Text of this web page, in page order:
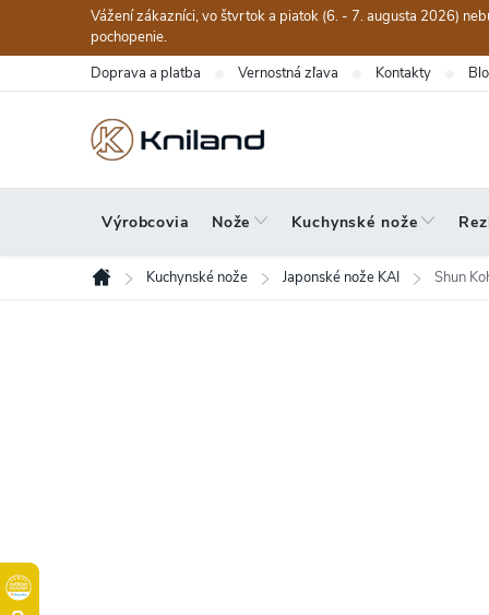
obsah
Vážení zákazníci, vo štvrtok a piatok (6. - 7. augusta 2026)
pochopenie.
Doprava a platba
Vernostná zľava Kontakty
Výrobcovia Nože Kuchynské nože
Domov
Kuchynské nože Japonské nože KAI Shun